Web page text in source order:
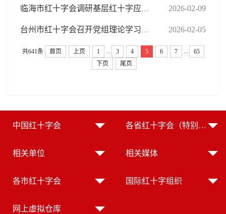
临海市红十字会调研基层红十字应急救护工作 2026-02-09
台州市红十字会召开党组理论学习中心组（扩大）学习会 2026-02-05
共641条 首页 上页 1 ... 3 4 5 6 7 ...
65
下页
尾页
中国红十字会 各省红十字会（特别行政区红十字会）
相关单位 相关媒体
各市红十字会 国际红十字组织
网上虚拟仓库